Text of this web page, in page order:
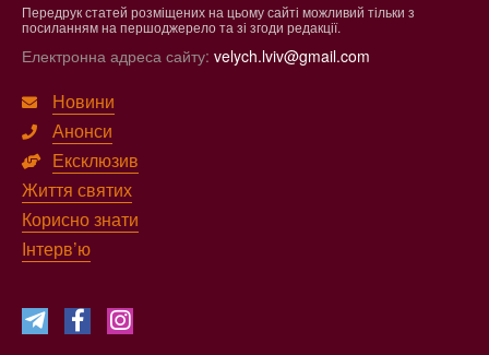
Передрук статей розміщених на цьому сайті можливий тільки з
посиланням на першоджерело та зі згоди редакції.
Електронна адреса сайту: velych.lviv@gmail.com
Новини
Анонси
Ексклюзив
Життя святих
Корисно знати
Інтерв’ю